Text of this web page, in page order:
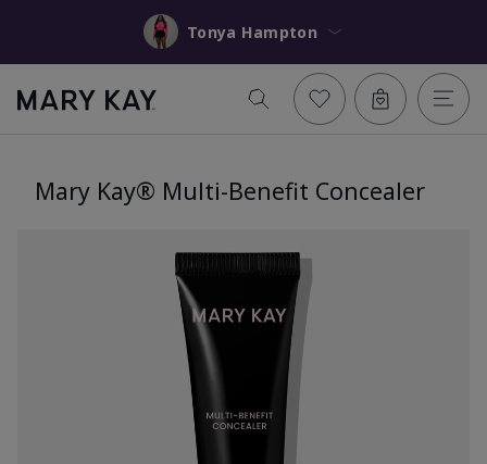
Tonya Hampton
Mary Kay® Multi-Benefit Concealer